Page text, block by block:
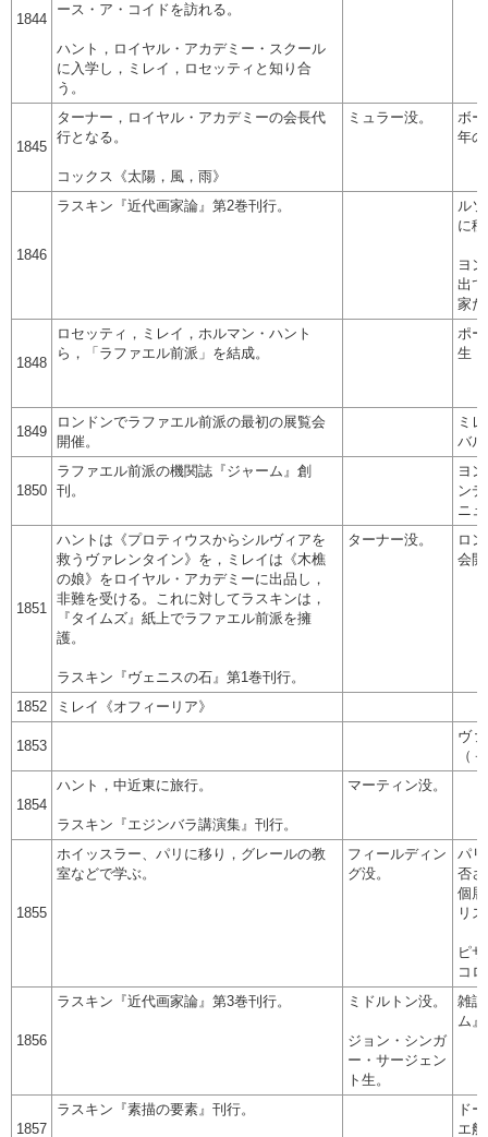
1844
ース・ア・コイドを訪れる。
ハント，ロイヤル・アカデミー・スクール
に入学し，ミレイ，ロセッティと知り合
う。
1845
ターナー，ロイヤル・アカデミーの会長代
行となる。
コックス《太陽，風，雨》
ミュラー没。
ボ
年
1846
ラスキン『近代画家論』第2巻刊行。
ル
に
ヨ
出
家
1848
ロセッティ，ミレイ，ホルマン・ハント
ら，「ラファエル前派」を結成。
ポ
生
1849
ロンドンでラファエル前派の最初の展覧会
開催。
ミ
バ
1850
ラファエル前派の機関誌『ジャーム』創
刊。
ヨ
ン
ニ
1851
ハントは《プロティウスからシルヴィアを
救うヴァレンタイン》を，ミレイは《木樵
の娘》をロイヤル・アカデミーに出品し，
非難を受ける。これに対してラスキンは，
『タイムズ』紙上でラファエル前派を擁
護。
ラスキン『ヴェニスの石』第1巻刊行。
ターナー没。
ロ
会
1852 ミレイ《オフィーリア》
1853
ヴ
（
1854
ハント，中近東に旅行。
ラスキン『エジンバラ講演集』刊行。
マーティン没。
1855
ホイッスラー、パリに移り，グレールの教
室などで学ぶ。
フィールディン
グ没。
パ
否
個
リ
ピ
コ
1856
ラスキン『近代画家論』第3巻刊行。 ミドルトン没。
ジョン・シンガ
ー・サージェン
ト生。
雑
ム
1857
ラスキン『素描の要素』刊行。
ド
エ